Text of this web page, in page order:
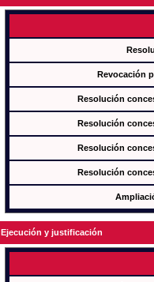
Revocación
Resolución
Resolución
Resolución
Resolución
Ejecución y justificación